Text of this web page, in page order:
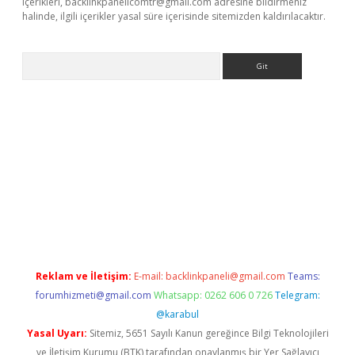
halinde, ilgili içerikler yasal süre içerisinde sitemizden kaldırılacaktır.
Reklam ve İletişim: E-mail: backlinkpaneli@gmail.com Teams:
forumhizmeti@gmail.com Whatsapp: 0262 606 0 726 Telegram:
@karabul
Yasal Uyarı: Sitemiz, 5651 Sayılı Kanun gereğince Bilgi Teknolojileri
ve İletişim Kurumu (BTK) tarafından onaylanmış bir Yer Sağlayıcı